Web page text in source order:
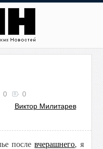
0
0
Виктор Милитарев
послевчерашнего, я